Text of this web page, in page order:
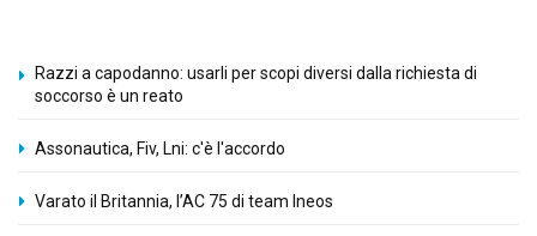
Razzi a capodanno: usarli per scopi diversi dalla richiesta di
soccorso è un reato
Assonautica, Fiv, Lni: c'è l'accordo
Varato il Britannia, l’AC 75 di team Ineos